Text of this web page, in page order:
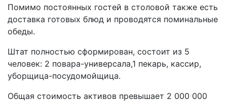
Помимо постоянных гостей в столовой также есть
доставка готовых блюд и проводятся поминальные
обеды.
Штат полностью сформирован, состоит из 5
человек: 2 повара-универсала,1 пекарь, кассир,
уборщица-посудомойщица.
Общая стоимость активов превышает 2 000 000